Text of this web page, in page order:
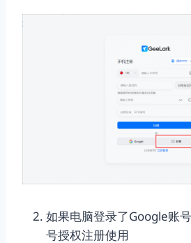
如果电脑登录了Google账
号授权注册使用